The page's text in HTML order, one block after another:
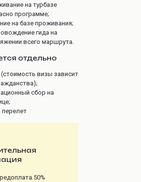
на турбазе
программе;
на базе проживания;
гида на
всего маршрута.
отдельно
(стоимость визы зависит
сбор на
перелет
50%